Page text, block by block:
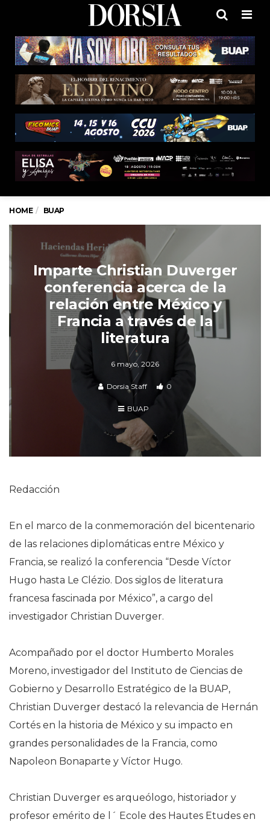
HOME BUAP
Imparte Christian Duverger
conferencia acerca de la
relación entre México y
Francia a través de la
literatura
6 mayo, 2026
Dorsia Staff 0
BUAP
Redacción
En el marco de la conmemoración del bicentenario
de las relaciones diplomáticas entre México y
Francia, se realizó la conferencia “Desde Víctor
Hugo hasta Le Clézio. Dos siglos de literatura
francesa fascinada por México”, a cargo del
investigador Christian Duverger.
Acompañado por el doctor Humberto Morales
Moreno, investigador del Instituto de Ciencias de
Gobierno y Desarrollo Estratégico de la BUAP,
Christian Duverger destacó la relevancia de Hernán
Cortés en la historia de México y su impacto en
grandes personalidades de la Francia, como
Napoleon Bonaparte y Víctor Hugo.
Christian Duverger es arqueólogo, historiador y
profesor emérito de l´ Ecole des Hautes Etudes en